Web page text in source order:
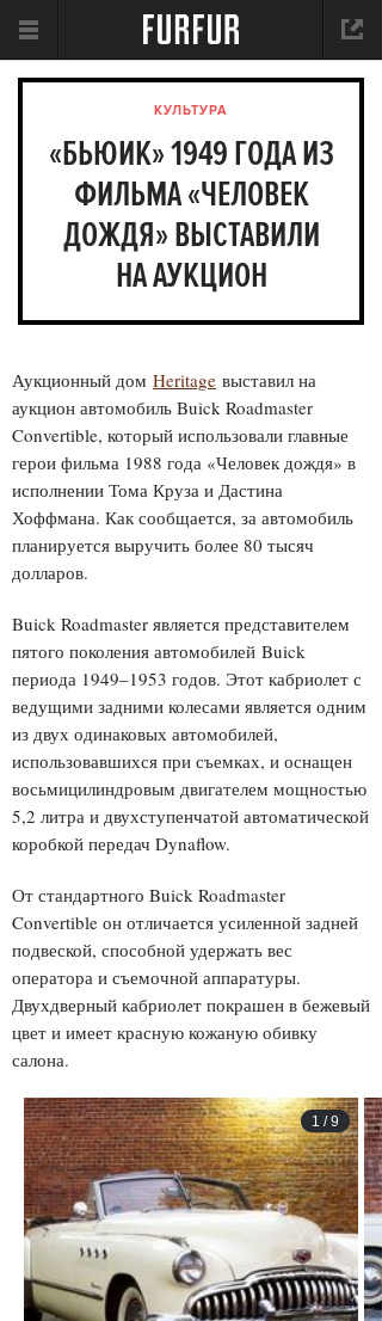
КУЛЬТУРА
«БЬЮИК» 1949 ГОДА ИЗ
ФИЛЬМА «ЧЕЛОВЕК
ДОЖДЯ» ВЫСТАВИЛИ
НА АУКЦИОН
Аукционный дом Heritage выставил на
аукцион автомобиль Buick Roadmaster
Convertible, который использовали главные
герои фильма 1988 года «Человек дождя» в
исполнении Тома Круза и Дастина
Хоффмана. Как сообщается, за автомобиль
планируется выручить более 80 тысяч
долларов.
Buick Roadmaster является представителем
пятого поколения автомобилей Buick
периода 1949–1953 годов. Этот кабриолет с
ведущими задними колесами является одним
из двух одинаковых автомобилей,
использовавшихся при съемках, и оснащен
восьмицилиндровым двигателем мощностью
5,2 литра и двухступенчатой автоматической
коробкой передач Dynaflow.
От стандартного Buick Roadmaster
Convertible он отличается усиленной задней
подвеской, способной удержать вес
оператора и съемочной аппаратуры.
Двухдверный кабриолет покрашен в бежевый
цвет и имеет красную кожаную обивку
салона.
1 /9